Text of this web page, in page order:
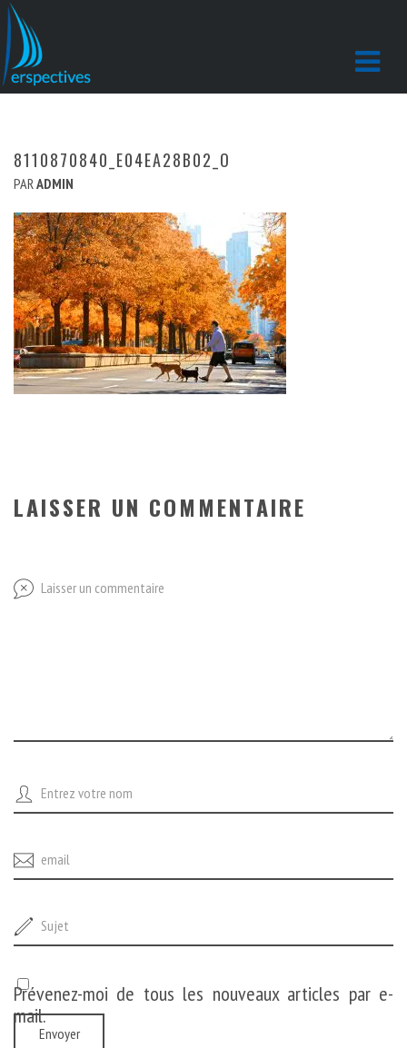
8110870840_E04EA28B02_O
PARADMIN
LAISSER UN COMMENTAIRE
Prévenez-moi de tous les nouveaux articles par e-
mail.